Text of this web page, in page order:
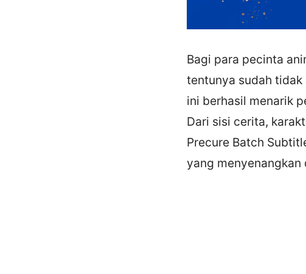
Bagi para pecinta
tentunya sudah
ini berhasil menarik
Dari sisi cerita,
Precure Batch
yang menyenangkan